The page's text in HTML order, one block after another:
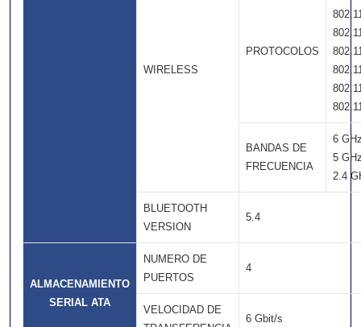
WIRELESS
PROTOCOLOS
BANDAS DE
FRECUENCIA
6
5
2.4
BLUETOOTH
VERSION
5.4
ALMACENAMIENTO
SERIAL ATA
NUMERO DE
PUERTOS
4
VELOCIDAD DE
6 Gbit/s